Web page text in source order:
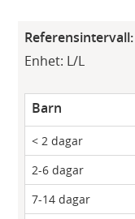
Referensintervall:
Enhet: L/L
Barn
< 2 dagar
​2-6 dagar
7-14 dagar